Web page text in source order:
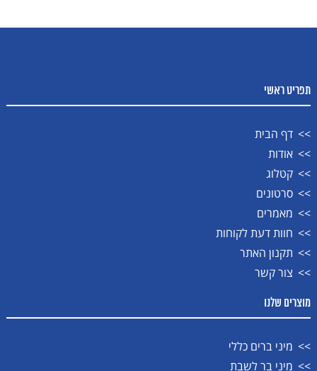
תפריט ראשי
דף הבית
אודות
קטלוג
סרטונים
מאמרים
חוות דעת לקוחות
תקנון האתר
צור קשר
מוצרים שלנו
מיני ברים כללי
מיני בר לשבת